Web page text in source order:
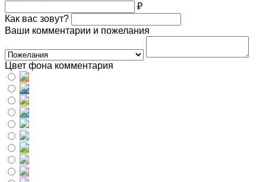
₽
Как вас зовут?
Ваши комментарии и пожелания
Цвет фона комментария